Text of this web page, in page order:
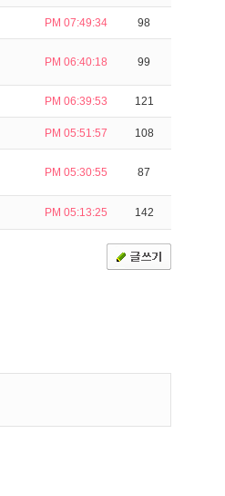
PM 07:49:34 98
PM 06:40:18 99
PM 06:39:53 121
PM 05:51:57 108
PM 05:30:55 87
PM 05:13:25 142